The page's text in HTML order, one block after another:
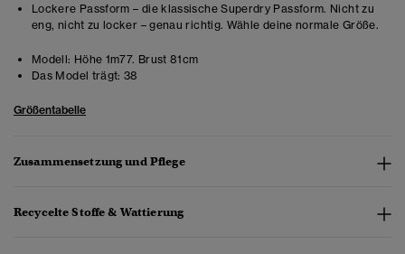
Lockere Passform – die klassische Superdry Passform. Nicht zu
eng, nicht zu locker – genau richtig. Wähle deine normale Größe.
Modell: Höhe 1m77. Brust 81cm
Das Model trägt: 38
Größentabelle
Zusammensetzung und Pflege
Recycelte Stoffe & Wattierung